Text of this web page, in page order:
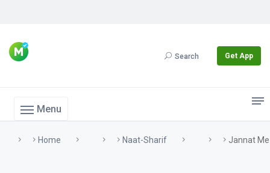
Search Get App
Menu
Home Naat-Sharif Jannat Me